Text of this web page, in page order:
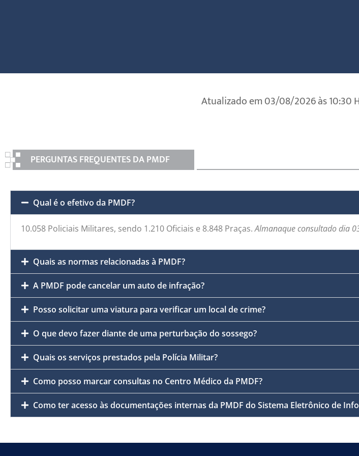
Atualizado em 03/08/2026 às 10:30
PERGUNTAS FREQUENTES DA PMDF
Qual é o efetivo da PMDF?
10.058 Policiais Militares, sendo 1.210 Oficiais e 8.848 Praças.Almanaque consultado dia
Quais as normas relacionadas à PMDF?
A PMDF pode cancelar um auto de infração?
Posso solicitar uma viatura para verificar um local de crime?
O que devo fazer diante de uma perturbação do sossego?
Quais os serviços prestados pela Polícia Militar?
Como posso marcar consultas no Centro Médico da PMDF?
Como ter acesso às documentações internas da PMDF do Sistema Eletrônico de